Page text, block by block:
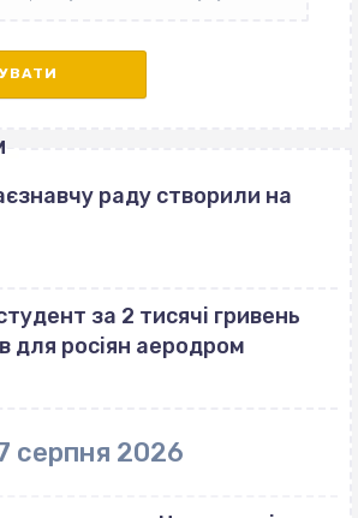
раду створили на
за 2 тисячі гривень
для росіян аеродром
серпня 2026